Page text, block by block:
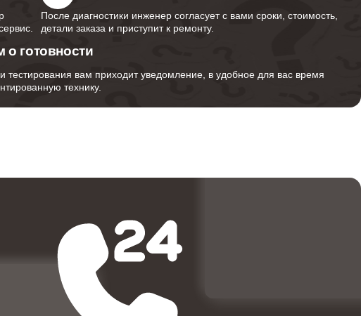
После диагностики инженер согласует с вами сроки, стоимость,
детали заказа и приступит к ремонту.
готовности
тестирования вам приходит уведомление, в удобное для вас время
технику.